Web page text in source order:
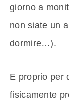
giorno a
non siate un
dormire…).
E proprio per
fisicamente